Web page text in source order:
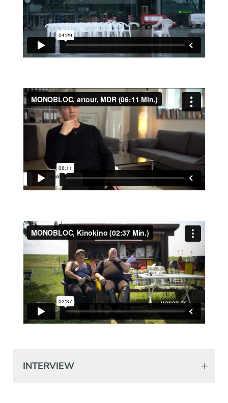
INTERVIEW